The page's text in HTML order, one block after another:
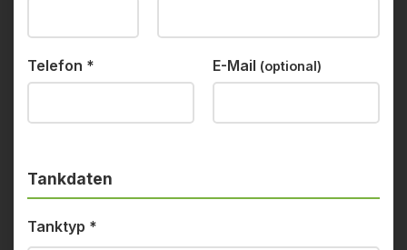
Telefon * E-Mail (optional)
Tankdaten
Tanktyp *